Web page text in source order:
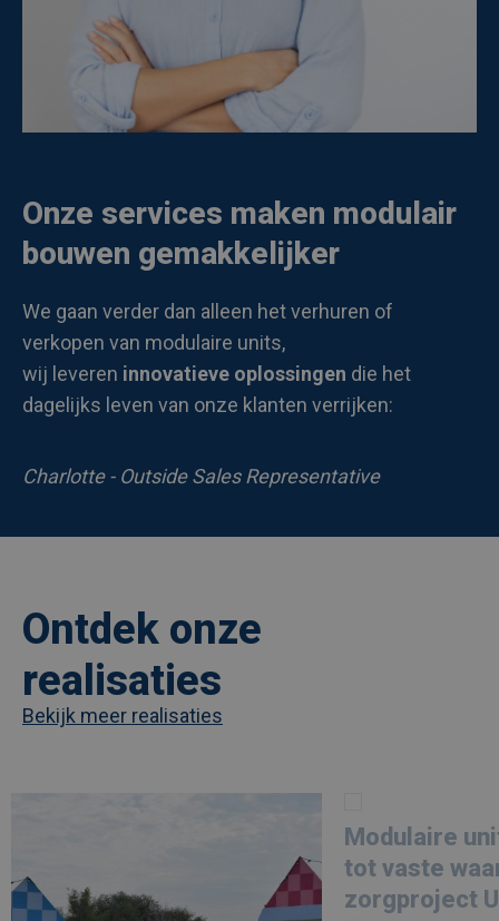
Onze services maken modulair
bouwen gemakkelijker
We gaan verder dan alleen het verhuren of
verkopen van modulaire units,
wij leveren innovatieve oplossingen die het
dagelijks leven van onze klanten verrijken:
Charlotte - Outside Sales Representative
Ontdek onze
realisaties
Bekijk meer realisaties
voor
modulaire
festivalinfrastructuur
Modulaire
tot vaste
zorgproject
units
groeien
uit
tot
vaste